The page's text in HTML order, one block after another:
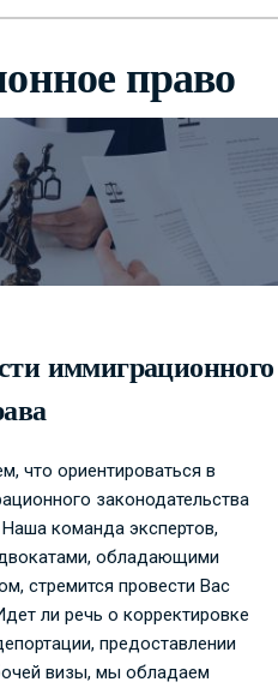
право
иммиграционного
что ориентироваться в
законодательства
команда экспертов,
обладающими
стремится провести Вас
ли речь о корректировке
предоставлении
визы, мы обладаем